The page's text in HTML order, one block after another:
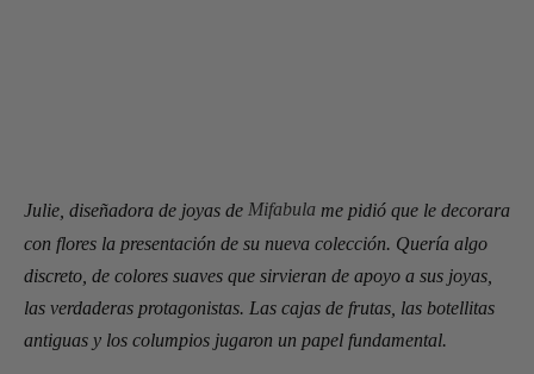
Julie, diseñadora de joyas de Mifabula me pidió que le decorara
con flores la presentación de su nueva colección. Quería algo
discreto, de colores suaves que sirvieran de apoyo a sus joyas,
las verdaderas protagonistas. Las cajas de frutas, las botellitas
antiguas y los columpios jugaron un papel fundamental.